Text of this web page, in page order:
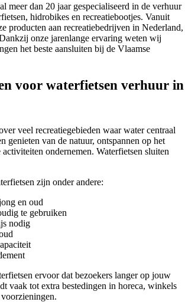
meer dan 20 jaar gespecialiseerd in de verhuur
hidrobikes en recreatiebootjes. Vanuit
producten aan recreatiebedrijven in Nederland,
onze jarenlange ervaring weten wij
het beste aansluiten bij de Vlaamse
voor waterfietsen verhuur in
veel recreatiegebieden waar water centraal
genieten van de natuur, ontspannen op het
ondernemen. Waterfietsen sluiten
zijn onder andere:
en oud
te gebruiken
nodig
ervoor dat bezoekers langer op jouw
vaak tot extra bestedingen in horeca, winkels